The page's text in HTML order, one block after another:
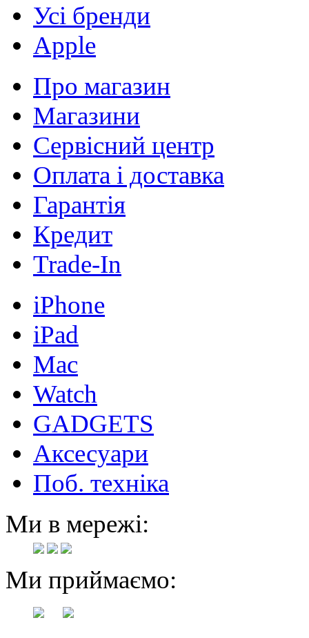
Усі бренди
Apple
Про магазин
Магазини
Сервісний центр
Оплата і доставка
Гарантія
Кредит
Trade-In
iPhone
iPad
Mac
Watch
GADGETS
Аксесуари
Поб. техніка
Ми в мережі:
Ми приймаємо: